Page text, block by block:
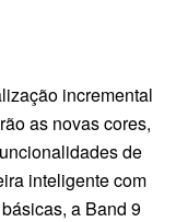
incremental
as novas cores,
de
inteligente com
a Band 9